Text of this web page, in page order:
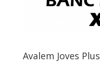
Avalem Joves Plus